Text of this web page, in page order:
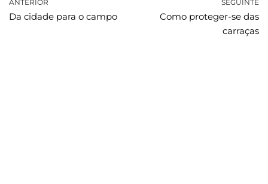
ANTERIOR
Da cidade para o campo
SEGUINTE
Como proteger-se das
carraças